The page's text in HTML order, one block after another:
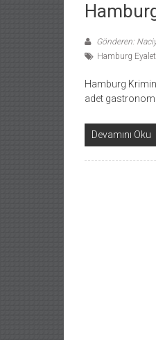
Gönderen:
Hamburg
Hamburg
adet
Devamını Oku